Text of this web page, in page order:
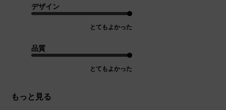
デザイン
とてもよかった
品質
とてもよかった
もっと見る